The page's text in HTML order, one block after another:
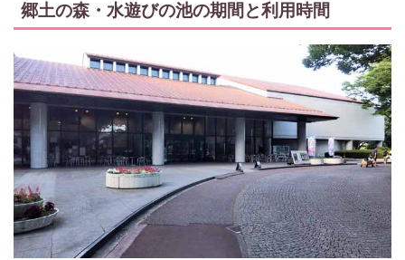
郷土の森・水遊びの池の期間と利用時間